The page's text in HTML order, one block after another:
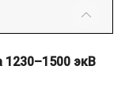
1230–1500 экВ